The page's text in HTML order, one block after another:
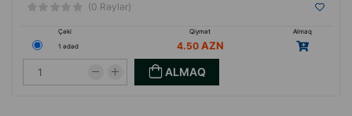
(0 Rəylər)
Çəki Qiymət
Almaq
1 ədəd
4.50
ALMAQ